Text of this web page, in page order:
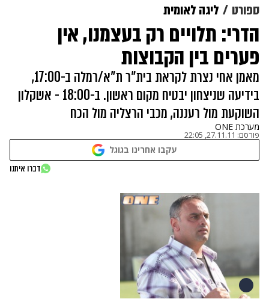
ספורט ליגה לאומית
הדרי: תלויים רק בעצמנו, אין
פערים בין הקבוצות
מאמן אחי נצרת לקראת בית"ר ת"א/רמלה ב-17:00,
בידיעה שניצחון יבטיח מקום ראשון. ב-18:00 - אשקלון
השוקעת מול רעננה, מכבי הרצליה מול הכח
מערכת ONE
פורסם: 27.11.11, 22:05
עקבו אחרינו בגוגל
דברו איתנו